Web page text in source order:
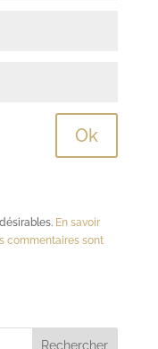
En savoir
commentaires sont